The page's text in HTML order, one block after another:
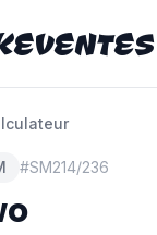
#SM214/236